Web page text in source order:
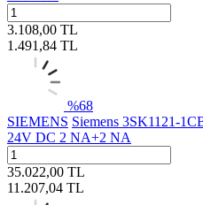
3.108,00 TL
1.491,84 TL
%68
SIEMENS Siemens 3SK1121-
24V DC 2 NA+2 NA
35.022,00 TL
11.207,04 TL